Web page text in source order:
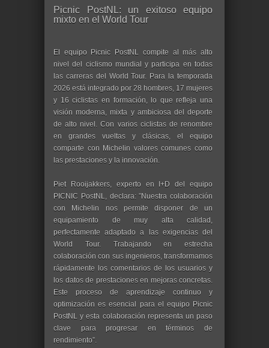
Picnic PostNL: un exitoso equipo
mixto en el World Tour
El equipo Picnic PostNL compite al más alto
nivel del ciclismo mundial y participa en todas
las carreras del World Tour. Para la temporada
2026 está integrado por 28 hombres, 17 mujeres
y 16 ciclistas en formación, lo que refleja una
visión moderna, mixta y ambiciosa del deporte
de alto nivel. Con varios ciclistas de renombre
en grandes vueltas y clásicas, el equipo
comparte con Michelin valores comunes como
las prestaciones y la innovación.
Piet Rooijakkers, experto en I+D del equipo
PICNIC PostNL, declara: ”Nuestra colaboración
con Michelin nos permite disponer de un
equipamiento de muy alta calidad,
perfectamente adaptado a las exigencias del
World Tour. Trabajando en estrecha
colaboración con sus ingenieros, transformamos
rápidamente los comentarios de los usuarios y
los datos de prestaciones en mejoras concretas.
Este proceso de aprendizaje continuo y
optimización es esencial para el equipo Picnic
PostNL y esta colaboración representa un paso
clave para progresar en términos de
rendimiento”.